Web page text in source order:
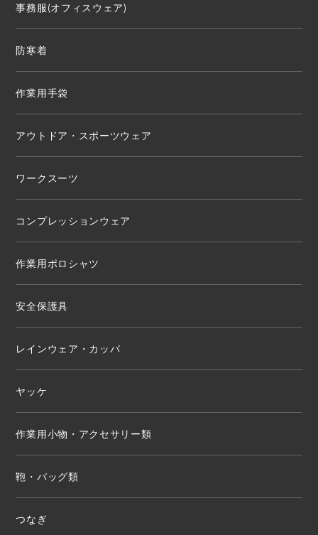
事務服(オフィスウェア)
防寒着
作業用手袋
アウトドア・スポーツウェア
ワークスーツ
コンプレッションウェア
作業用ポロシャツ
安全保護具
レインウェア・カッパ
ヤッケ
作業用小物・アクセサリー類
鞄・バッグ類
つなぎ